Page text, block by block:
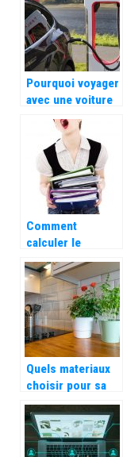
Pourquoi voyager
avec une voiture
electrique ?
Comment
calculer le
nombre de RTT ?
Quels materiaux
choisir pour sa
credence ?